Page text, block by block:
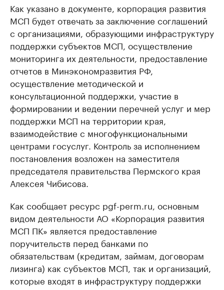
Как указано в документе, корпорация развития
МСП будет отвечать за заключение соглашений
с организациями, образующими инфраструктуру
поддержки субъектов МСП, осуществление
мониторинга их деятельности, предоставление
отчетов в Минэкономразвития РФ,
осуществление методической и
консультационной поддержки, участие в
формировании и ведении перечней услуг и мер
поддержки МСП на территории края,
взаимодействие с многофункциональными
центрами госуслуг. Контроль за исполнением
постановления возложен на заместителя
председателя правительства Пермского края
Алексея Чибисова.
Как сообщает ресурс pgf-perm.ru, основным
видом деятельности АО «Корпорация развития
МСП ПК» является предоставление
поручительств перед банками по
обязательствам (кредитам, займам, договорам
лизинга) как субъектов МСП, так и организаций,
которые входят в инфраструктуру поддержки